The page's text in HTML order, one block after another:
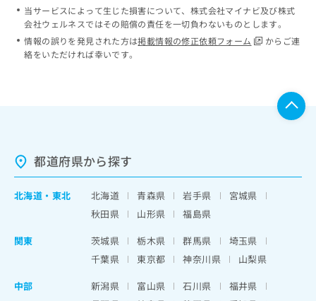
当サービスによって生じた損害について、株式会社マイナビ及び株式
会社ウェルネスではその賠償の責任を一切負わないものとします。
情報の誤りを発見された方は掲載情報の修正依頼フォーム
からご連
絡をいただければ幸いです。
都道府県から探す
北海道 ・ 東北 北海道 青森県 岩手県
宮城県
秋田県
山形県
福島県
関東
茨城県 栃木県 群馬県
埼玉県
千葉県
東京都 神奈川県
山梨県
中部
新潟県 富山県 石川県
福井県